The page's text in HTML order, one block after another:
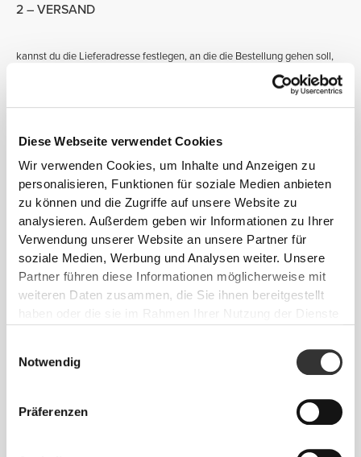
Diese Webseite verwendet Cookies
Wir verwenden Cookies, um Inhalte und Anzeigen zu
personalisieren, Funktionen für soziale Medien anbieten
zu können und die Zugriffe auf unsere Website zu
analysieren. Außerdem geben wir Informationen zu Ihrer
Verwendung unserer Website an unsere Partner für
soziale Medien, Werbung und Analysen weiter. Unsere
Partner führen diese Informationen möglicherweise mit
weiteren Daten zusammen, die Sie ihnen bereitgestellt
haben oder die sie im Rahmen Ihrer Nutzung der Dienste
Notwendig
Präferenzen
2 – VERSAND
kannst du die Lieferadresse festlegen, an die die Bestellung gehen soll,
sowie die Versandfirma. Unter jeder zur Verfügung stehenden
Versandart wird das voraussichtliche Zustelldatum angegeben. Wenn du
3 – ZAHLUNG
Zahlungsmöglichkeiten einzusehen, und die für dich bequemste
auszusuchen. Hier kannst du auch die Rechnungsadresse auswählen.
Durch das Anklicken von "
und letzten Schritt weitergeleitet, und zwar "BESTÄTIGEN ".Hier kannst
du alle Informationen bezüglich deiner Bestellung einsehen, also alle
auf aktuell gültige Sonderaktionen bei Prozis beziehen.